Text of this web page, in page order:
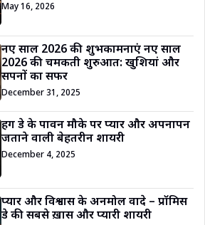
May 16, 2026
नए साल 2026 की शुभकामनाएं नए साल
2026 की चमकती शुरुआत: खुशियां और
सपनों का सफर
December 31, 2025
हग डे के पावन मौके पर प्यार और अपनापन
जताने वाली बेहतरीन शायरी
December 4, 2025
प्यार और विश्वास के अनमोल वादे – प्रॉमिस
डे की सबसे ख़ास और प्यारी शायरी